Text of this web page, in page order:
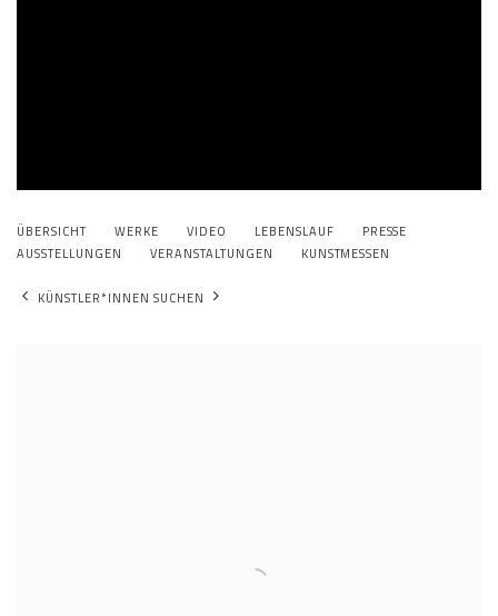
HANNA ROECKLE LIECHTENSTEIN, SCHWEIZ, 1950
ÜBERSICHT WERKE VIDEO LEBENSLAUF
PRESSE
AUSSTELLUNGEN
VERANSTALTUNGEN KUNSTMESSEN
KÜNSTLER*INNEN SUCHEN